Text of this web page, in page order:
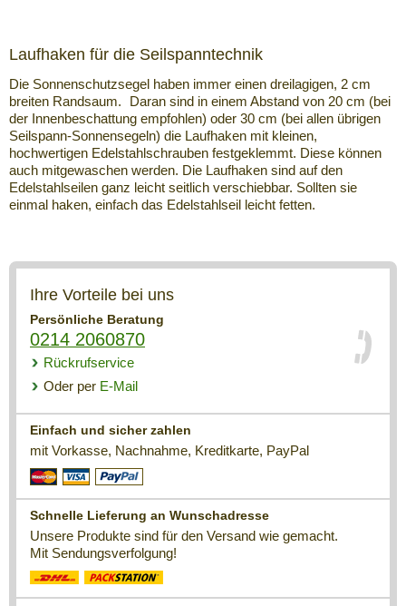
Laufhaken für die Seilspanntechnik
Die Sonnenschutzsegel haben immer einen dreilagigen, 2 cm
breiten Randsaum. Daran sind in einem Abstand von 20 cm (bei
der Innenbeschattung empfohlen) oder 30 cm (bei allen übrigen
Seilspann-Sonnensegeln) die Laufhaken mit kleinen,
hochwertigen Edelstahlschrauben festgeklemmt. Diese können
auch mitgewaschen werden. Die Laufhaken sind auf den
Edelstahlseilen ganz leicht seitlich verschiebbar. Sollten sie
einmal haken, einfach das Edelstahlseil leicht fetten.
Ihre Vorteile bei uns
Persönliche Beratung
0214 2060870
Rückrufservice
Oder per E-Mail
Einfach und sicher zahlen
mit Vorkasse, Nachnahme, Kreditkarte, PayPal
Schnelle Lieferung an Wunschadresse
Unsere Produkte sind für den Versand wie gemacht.
Mit Sendungsverfolgung!